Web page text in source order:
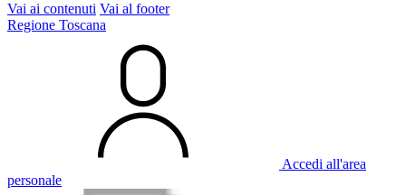
Vai ai contenuti Vai al footer
Regione Toscana
Accedi all'area
personale